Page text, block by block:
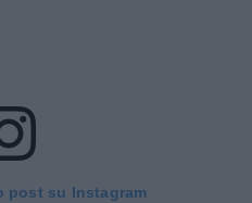
post su Instagram